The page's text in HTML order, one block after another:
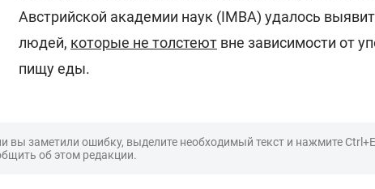
Австрийской академии наук (IMBA) удалось
людей, которые не толстеют вне зависимости от
пищу еды.
вы заметили ошибку, выделите необходимый текст и нажмите
об этом редакции.